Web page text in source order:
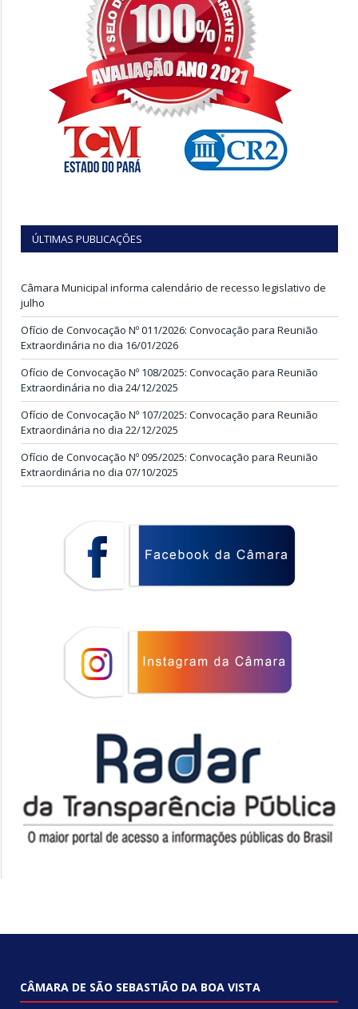
ÚLTIMAS PUBLICAÇÕES
Câmara Municipal informa calendário de recesso legislativo de
julho
Ofício de Convocação Nº 011/2026: Convocação para Reunião
Extraordinária no dia 16/01/2026
Ofício de Convocação Nº 108/2025: Convocação para Reunião
Extraordinária no dia 24/12/2025
Ofício de Convocação Nº 107/2025: Convocação para Reunião
Extraordinária no dia 22/12/2025
Ofício de Convocação Nº 095/2025: Convocação para Reunião
Extraordinária no dia 07/10/2025
CÂMARA DE SÃO SEBASTIÃO DA BOA VISTA